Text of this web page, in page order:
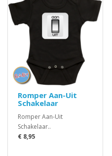
Romper Aan-Uit
Schakelaar
Romper Aan-Uit
Schakelaar..
€ 8,95